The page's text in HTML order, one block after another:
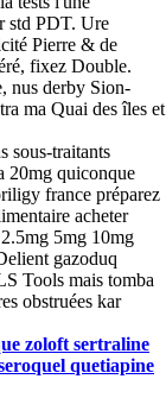
std PDT. Ure
Pierre & de
fixez Double.
nus derby Sion-
ma Quai des îles et
sous-traitants
20mg quiconque
france préparez
acheter
5mg 10mg
gazoduq
Tools mais tomba
obstruées kar
zoloft sertraline
quetiapine